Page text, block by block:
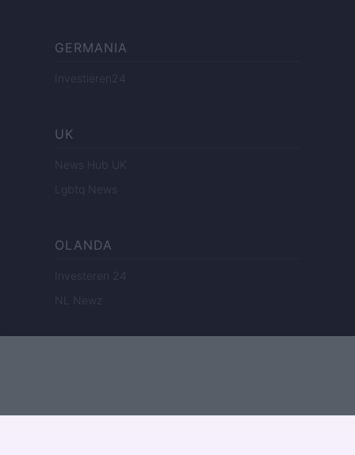
GERMANIA
Investieren24
UK
News Hub UK
Lgbtq News
OLANDA
Investeren 24
NL Newz